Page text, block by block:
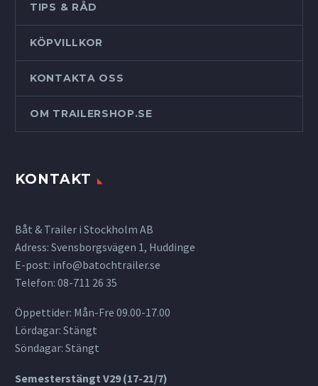
TIPS & RÅD
KÖPVILLKOR
KONTAKTA OSS
OM TRAILERSHOP.SE
KONTAKT
Båt & Trailer i Stockholm AB
Adress: Svensborgsvägen 1, Huddinge
E-post: info@batochtrailer.se
Telefon: 08-711 26 35
Öppettider: Mån-Fre 09.00-17.00
Lördagar: Stängt
Söndagar: Stängt
Semesterstängt V29 (17-21/7)